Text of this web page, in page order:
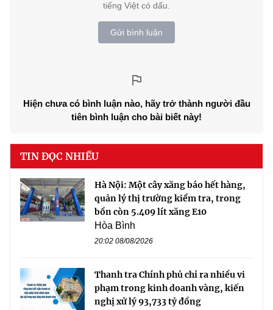
tiếng Việt có dấu.
Gửi bình luận
Hiện chưa có bình luận nào, hãy trở thành người đầu
tiên bình luận cho bài biết này!
TIN ĐỌC NHIỀU
Hà Nội: Một cây xăng báo hết hàng,
quản lý thị trường kiểm tra, trong
bồn còn 5.409 lít xăng E10
Hòa Bình
20:02 08/08/2026
Thanh tra Chính phủ chỉ ra nhiều vi
phạm trong kinh doanh vàng, kiến
nghị xử lý 93,733 tỷ đồng